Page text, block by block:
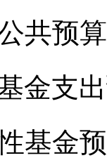
共预
金支
基金